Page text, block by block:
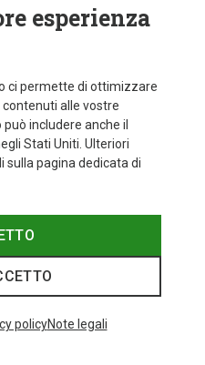
esperienza
ci permette di ottimizzare
alle vostre
includere anche il
Stati Uniti. Ulteriori
sulla pagina dedicata di
policyNote legali